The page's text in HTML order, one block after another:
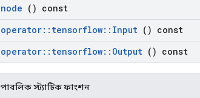
node () const
operator:: tensorflow:: Input () const
operator:: tensorflow:: Output () const
পাবলিক স্ট্যাটিক ফাংশন